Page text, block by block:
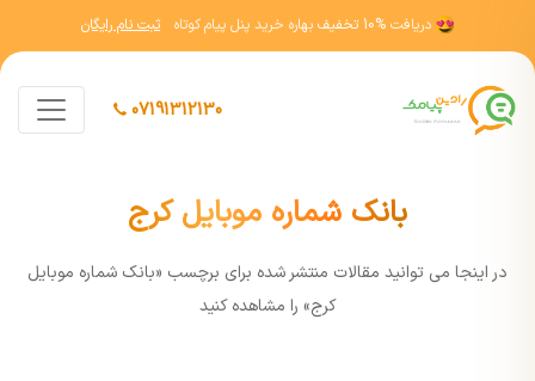
دریافت 10% تخفیف بهاره خرید پنل پیام کوتاه ثبت نام رایگان
07191312130
بانک شماره موبایل کرج
در اينجا مي توانيد مقالات منتشر شده برای برچسب «بانک شماره موبایل
کرج» را مشاهده کنيد